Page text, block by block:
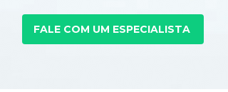
FALE COM UM ESPECIALISTA